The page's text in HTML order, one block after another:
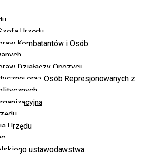
Urzędu
Kombatantów i Osób
Działaczy Opozycji
oraz Osób Represjonowanych z
Urzędu
ustawodawstwa